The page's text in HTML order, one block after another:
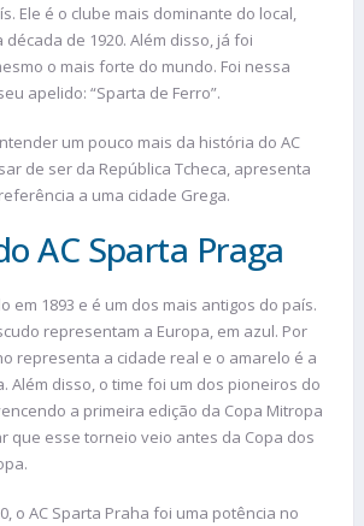
Ele é o clube mais dominante do local,
de 1920. Além disso, já foi
o mais forte do mundo. Foi nessa
apelido: “Sparta de Ferro”.
um pouco mais da história do AC
de ser da República Tcheca, apresenta
a uma cidade Grega.
AC Sparta Praga
em 1893 e é um dos mais antigos do país.
representam a Europa, em azul. Por
representa a cidade real e o amarelo é a
Além disso, o time foi um dos pioneiros do
a primeira edição da Copa Mitropa
que esse torneio veio antes da Copa dos
o AC Sparta Praha foi uma potência no